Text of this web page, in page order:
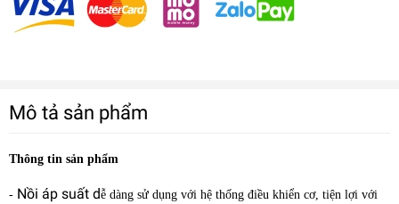
Mô tả sản phẩm
Thông tin sản phẩm
- Nồi áp suất dễ dàng sử dụng với hệ thống điều khiển cơ, tiện lợi với